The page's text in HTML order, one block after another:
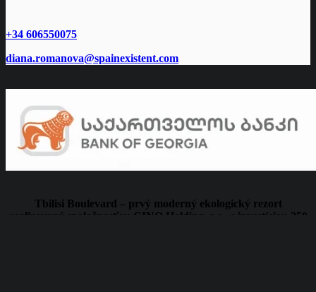
+34 606550075
diana.romanova@spainexistent.com
Tbilisi Boulevard – prvý moderný ekologický rezort
realizovaný spoločnosťou GINO Holding, a.s., s investíciou 250